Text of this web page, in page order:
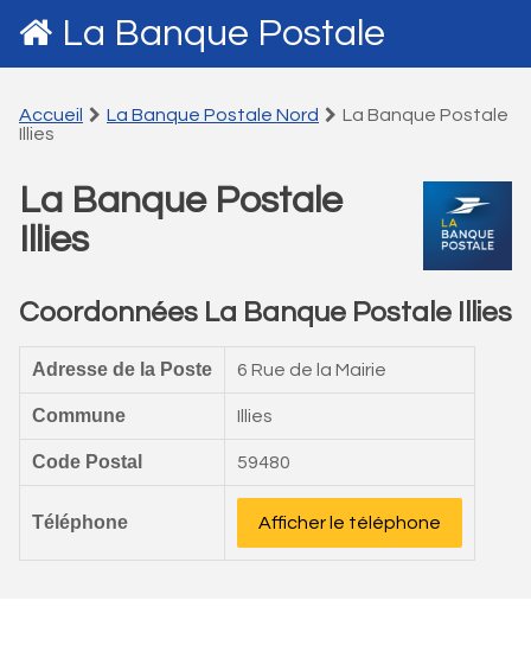
La Banque Postale
Accueil La Banque Postale Nord
La Banque Postale
Illies
La Banque Postale
Illies
Coordonnées La Banque Postale Illies
Adresse de la Poste 6 Rue de la Mairie
Commune Illies
Code Postal 59480
Téléphone Afficher le téléphone